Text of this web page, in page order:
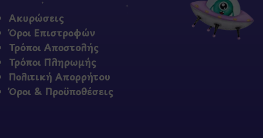
Ακυρώσεις
Όροι Επιστροφών
Τρόποι Αποστολής
Τρόποι Πληρωμής
Πολιτική Απορρήτου
Όροι & Προϋποθέσεις